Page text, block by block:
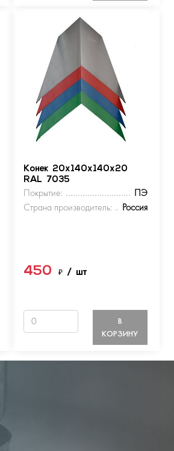
Конек 20х140х140х20
RAL 7035
Покрытие:
ПЭ
Страна производитель:
Россия
450 ₽ / шт
В
КОРЗИНУ